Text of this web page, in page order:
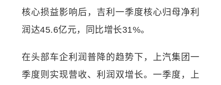
核心损益影响后，吉利一季度核心归母净利
润达45.6亿元，同比增长31%。
在头部车企利润普降的趋势下，上汽集团一
季度则实现营收、利润双增长。一季度，上